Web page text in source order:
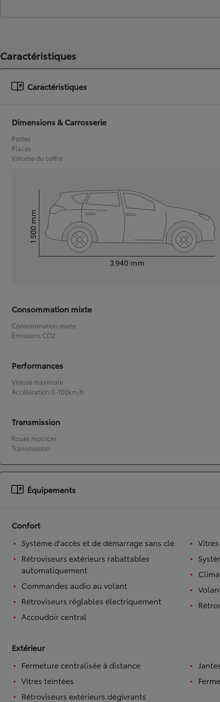
À partir de 19 700 €
Nouvelle Yaris Cross
HYBRIDE
Caractéristiques
Caractéristiques
Dimensions & Carrosserie
Portes
Places
Volume du coffre
3 940 mm
Hauteur1 500
mm
Consommation mixte
Consommation mixte
Émissions CO2
Performances
Vitesse maximale
Accélération 0-100km/h
Transmission
Roues motrices
Transmission
Équipements
Confort
Système d'accès et de démarrage sans clé
Rétroviseurs extérieurs rabattables
automatiquement
Commandes audio au volant
Rétroviseurs réglables électriquement
Accoudoir central
Extérieur
Fermeture centralisée à distance
Vitres teintées
Rétroviseurs extérieurs dégivrants